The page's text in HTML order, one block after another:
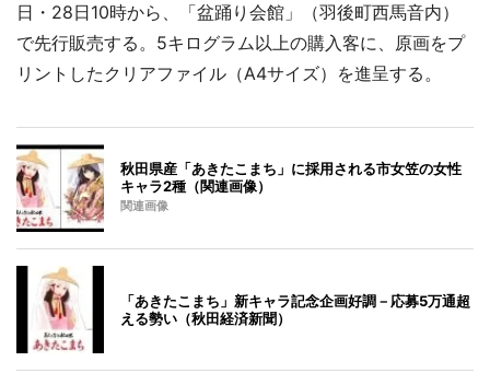
日・28日10時から、「盆踊り会館」（羽後町西馬音内）
で先行販売する。5キログラム以上の購入客に、原画をプ
リントしたクリアファイル（A4サイズ）を進呈する。
秋田県産「あきたこまち」に採用される市女笠の女性
キャラ2種（関連画像）
関連画像
「あきたこまち」新キャラ記念企画好調－応募5万通超
える勢い（秋田経済新聞）